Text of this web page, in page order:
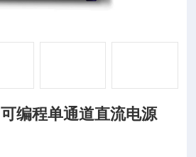
PSW 250-13.5 可编程单通道直流电源